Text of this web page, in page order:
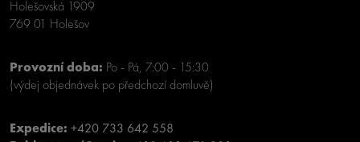
Holešovská 1909
769 01 Holešov
Provozní doba: Po - Pá, 7:00 - 15:30
(výdej objednávek po předchozí domluvě)
Expedice: +420 733 642 558